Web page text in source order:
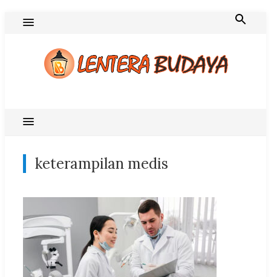
keterampilan medis